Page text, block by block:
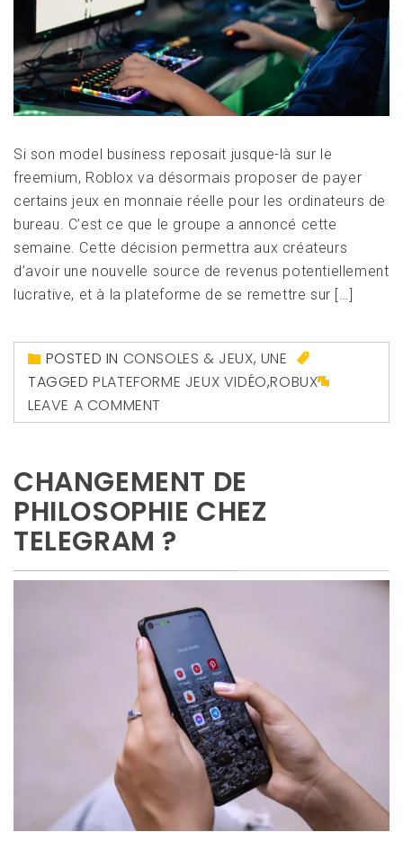
Si son model business reposait jusque-là sur le
freemium, Roblox va désormais proposer de payer
certains jeux en monnaie réelle pour les ordinateurs de
bureau. C’est ce que le groupe a annoncé cette
semaine. Cette décision permettra aux créateurs
d’avoir une nouvelle source de revenus potentiellement
lucrative, et à la plateforme de se remettre sur […]
POSTED IN CONSOLES & JEUX, UNE
TAGGEDPLATEFORME JEUX VIDÉO,ROBUX
LEAVE A COMMENT
CHANGEMENT DE
PHILOSOPHIE CHEZ
TELEGRAM ?